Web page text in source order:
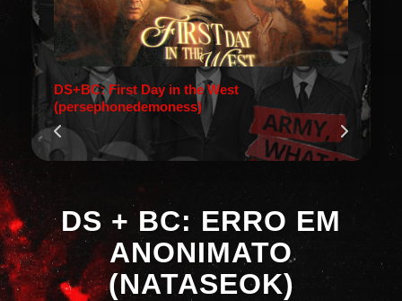
DS+BC: First Day in the West
(persephonedemoness)
DS + BC: ERRO EM
ANONIMATO
(NATASEOK)